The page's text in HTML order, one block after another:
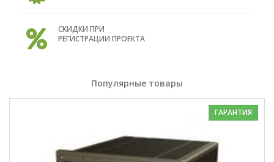
СКИДКИ ПРИ
РЕГИСТРАЦИИ ПРОЕКТА
Популярные товары
ГАРАНТИЯ